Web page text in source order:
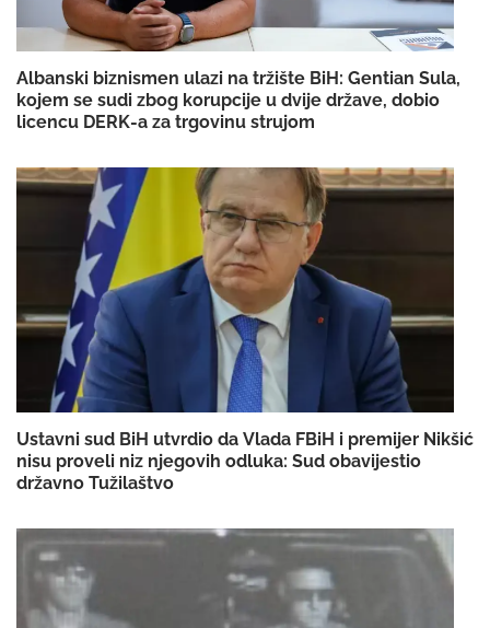
Albanski biznismen ulazi na tržište BiH: Gentian Sula,
kojem se sudi zbog korupcije u dvije države, dobio
licencu DERK-a za trgovinu strujom
Ustavni sud BiH utvrdio da Vlada FBiH i premijer Nikšić
nisu proveli niz njegovih odluka: Sud obavijestio
državno Tužilaštvo